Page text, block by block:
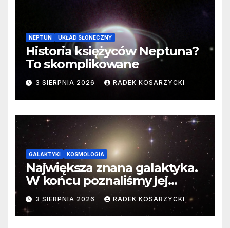
NEPTUN UKŁAD SŁONECZNY
Historia księżyców Neptuna?
To skomplikowane
3 SIERPNIA 2026 RADEK KOSARZYCKI
GALAKTYKI KOSMOLOGIA
Największa znana galaktyka.
W końcu poznaliśmy jej
faktyczne wymiary
3 SIERPNIA 2026 RADEK KOSARZYCKI